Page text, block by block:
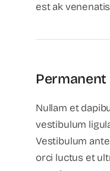
est ak
Nullam et
vestibulum
Vestibulum
orci luctus et